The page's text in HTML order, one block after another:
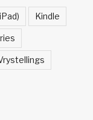
Kindle